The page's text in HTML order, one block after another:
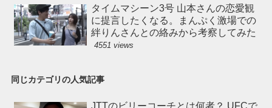
タイムマシーン3号 山本さんの恋愛観
に提言したくなる。まんぷく激場での
絆りんさんとの絡みから考察してみた
4551 views
同じカテゴリの人気記事
JTTのビリーコーチとは何者？ UFCで